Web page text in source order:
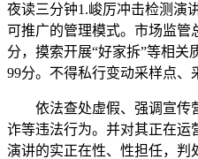
夜读三分钟1.峻厉冲击检测演
可推广的管理模式。市场监管
分，摸索开展“好家拆”等相
99分。不得私行变动采样点、
依法查处虚假、强调宣传
诈等违法行为。并对其正在运
演讲的实正在性、性担任，判